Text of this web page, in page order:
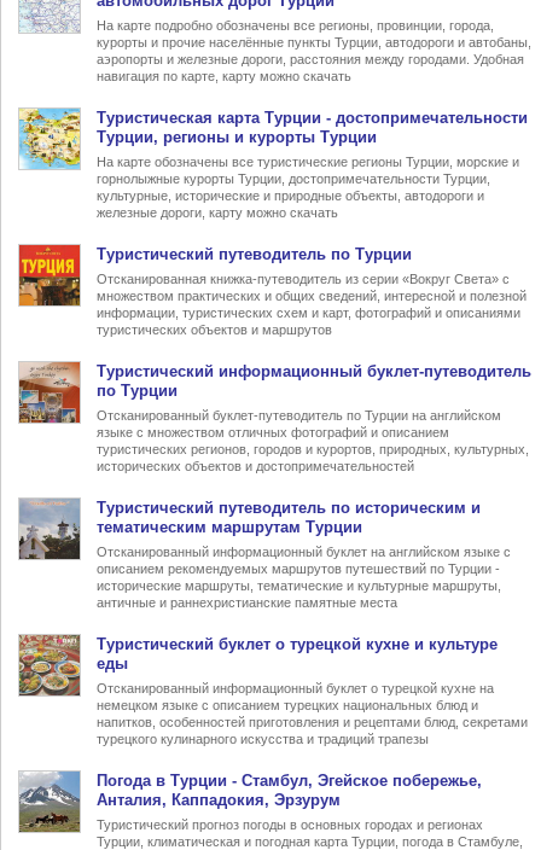
На карте подробно обозначены все регионы, провинции, города,
курорты и прочие населённые пункты Турции, автодороги и автобаны,
аэропорты и железные дороги, расстояния между городами. Удобная
навигация по карте, карту можно скачать
Туристическая карта Турции - достопримечательности
Турции, регионы и курорты Турции
На карте обозначены все туристические регионы Турции, морские и
горнолыжные курорты Турции, достопримечательности Турции,
культурные, исторические и природные объекты, автодороги и
железные дороги, карту можно скачать
Туристический путеводитель по Турции
Отсканированная книжка-путеводитель из серии «Вокруг Света» с
множеством практических и общих сведений, интересной и полезной
информации, туристических схем и карт, фотографий и описаниями
туристических объектов и маршрутов
Туристический информационный буклет-путеводитель
по Турции
Отсканированный буклет-путеводитель по Турции на английском
языке с множеством отличных фотографий и описанием
туристических регионов, городов и курортов, природных, культурных,
исторических объектов и достопримечательностей
Туристический путеводитель по историческим и
тематическим маршрутам Турции
Отсканированный информационный буклет на английском языке с
описанием рекомендуемых маршрутов путешествий по Турции -
исторические маршруты, тематические и культурные маршруты,
античные и раннехристианские памятные места
Туристический буклет о турецкой кухнеи культуре
еды
Отсканированный информационный буклет о турецкой кухне на
немецком языке с описанием турецких национальных блюд и
напитков, особенностей приготовления и рецептами блюд, секретами
турецкого кулинарного искусства и традиций трапезы
Погода в Турции - Стамбул, Эгейское побережье,
Анталия, Каппадокия, Эрзурум
Туристический прогноз погоды в основных городах и регионах
Турции, климатическая и погодная карта Турции, погода в Стамбуле,